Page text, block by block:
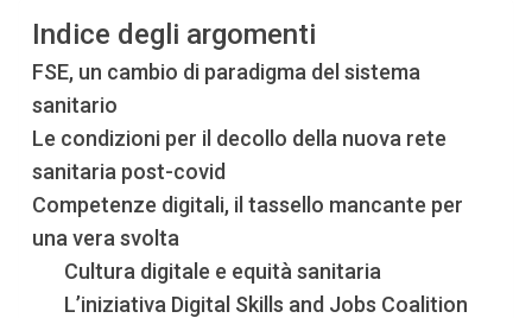
Indice degli argomenti
FSE, un cambio di paradigma del sistema
sanitario
Le condizioni per il decollo della nuova rete
sanitaria post-covid
Competenze digitali, il tassello mancante per
una vera svolta
Cultura digitale e equità sanitaria
L’iniziativa Digital Skills and Jobs Coalition